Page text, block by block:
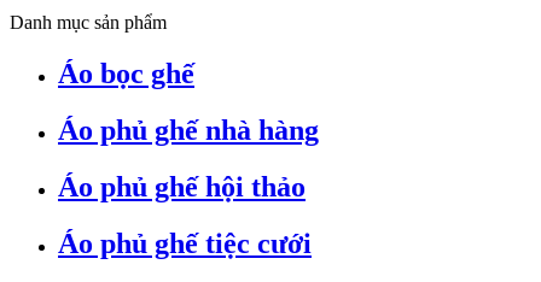
Danh mục sản phẩm
Áo bọc ghế
Áo phủ ghế nhà hàng
Áo phủ ghế hội thảo
Áo phủ ghế tiệc cưới